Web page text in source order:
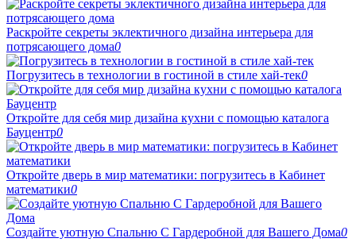
Раскройте секреты эклектичного дизайна интерьера для
потрясающего дома0
Погрузитесь в технологии в гостиной в стиле хай-тек0
Откройте для себя мир дизайна кухни с помощью каталога
Бауцентр0
Откройте дверь в мир математики: погрузитесь в Кабинет
математики0
Создайте уютную Спальню С Гардеробной для Вашего Дома0